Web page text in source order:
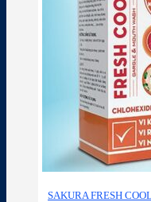
SAKURA FRESH